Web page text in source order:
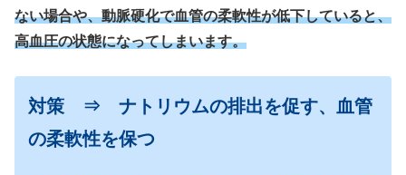
ない場合や、動脈硬化で血管の柔軟性が低下していると、
高血圧の状態になってしまいます。
対策 ⇒ ナトリウムの排出を促す、血管
の柔軟性を保つ